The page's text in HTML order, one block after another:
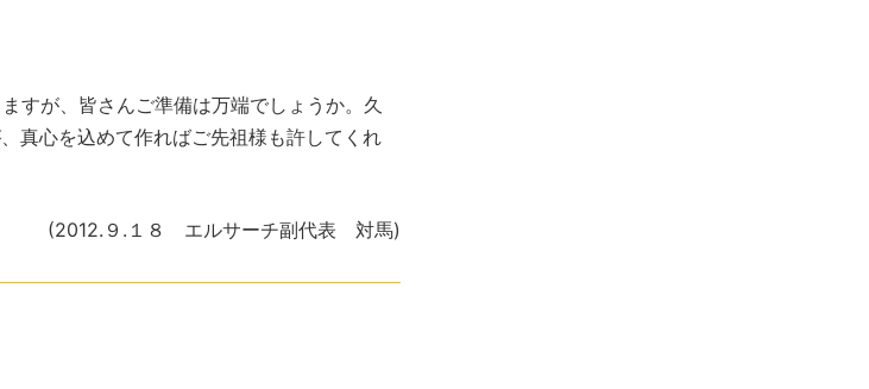
すが、皆さんご準備は万端でしょうか。久
真心を込めて作ればご先祖様も許してくれ
(2012.９.１８ エルサーチ副代表 対馬)